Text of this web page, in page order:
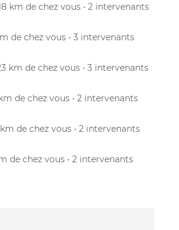
km de chez vous • 2 intervenants
de chez vous • 3 intervenants
km de chez vous • 3 intervenants
km de chez vous • 2 intervenants
km de chez vous • 2 intervenants
de chez vous • 2 intervenants